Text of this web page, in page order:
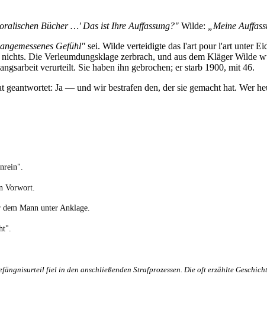
Bücher …' Das ist Ihre Auffassung?" Wilde:
„Meine
Gefühl" sei. Wilde verteidigte das l'art pour l'art unter
Die Verleumdungsklage zerbrach, und aus dem Kläger Wilde
verurteilt. Sie haben ihn gebrochen; er starb 1900, mit 46.
Ja — und wir bestrafen den, der sie gemacht hat. Wer
Vorwort.
Mann unter Anklage.
fiel in den anschließenden Strafprozessen. Die oft erzählte